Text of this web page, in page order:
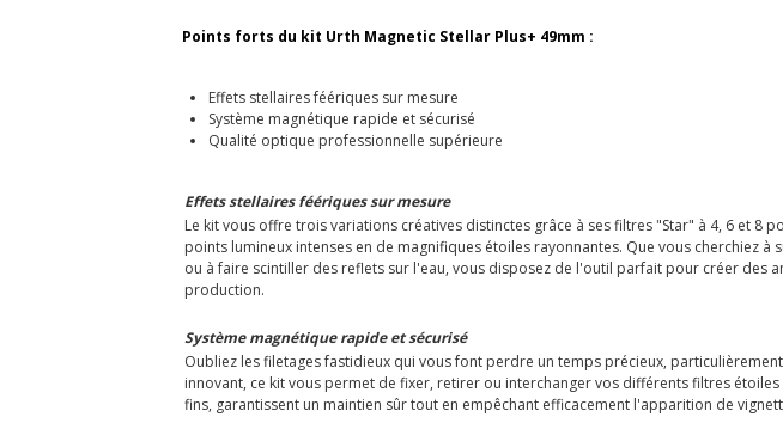
Points forts du kit Urth Magnetic Stellar Plus+ 49mm :
Effets stellaires féériques sur mesure
Système magnétique rapide et sécurisé
Qualité optique professionnelle supérieure
Effets stellaires féériques sur mesure
Le kit vous offre trois variations créatives distinctes grâce à ses filtres "Star" à 4, 6 et 8
points lumineux intenses en de magnifiques étoiles rayonnantes. Que vous cherchiez
ou à faire scintiller des reflets sur l'eau, vous disposez de l'outil parfait pour créer des
production.
Système magnétique rapide et sécurisé
Oubliez les filetages fastidieux qui vous font perdre un temps précieux,
innovant, ce kit vous permet de fixer, retirer ou interchanger vos différents filtres
fins, garantissent un maintien sûr tout en empêchant efficacement l'apparition de